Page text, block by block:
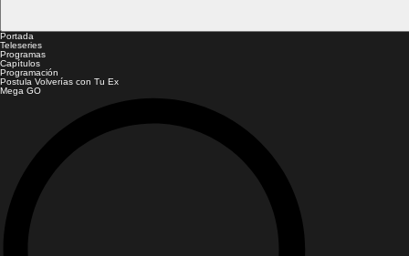
Portada
Teleseries
Programas
Capítulos
Programación
Postula Volverías con Tu Ex
Mega GO